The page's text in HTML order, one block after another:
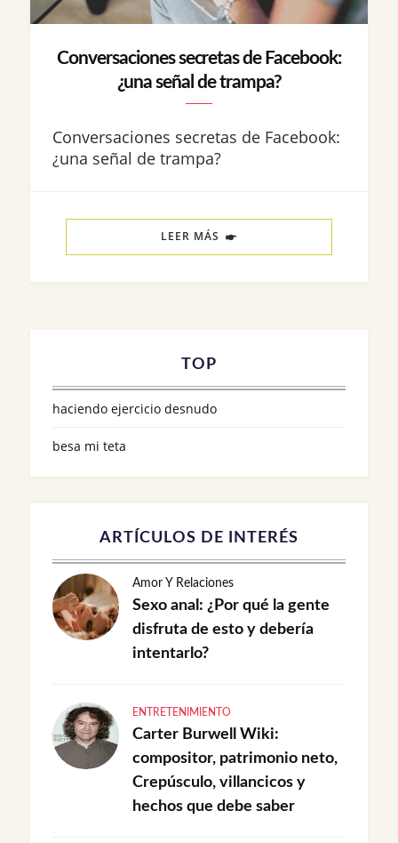
Conversaciones secretas de Facebook:
¿una señal de trampa?
Conversaciones secretas de Facebook:
¿una señal de trampa?
LEER MÁS
TOP
haciendo ejercicio desnudo
besa mi teta
ARTÍCULOS DE INTERÉS
Amor Y Relaciones
Sexo anal: ¿Por qué la gente
disfruta de esto y debería
intentarlo?
ENTRETENIMIENTO
Carter Burwell Wiki:
compositor, patrimonio neto,
Crepúsculo, villancicos y
hechos que debe saber